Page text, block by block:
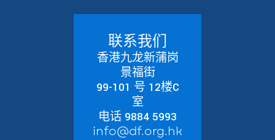
联系我们
香港九龙新蒲岗
景福街
99-101 号 12楼C
室
电话 9884 5993
info@df.org.hk